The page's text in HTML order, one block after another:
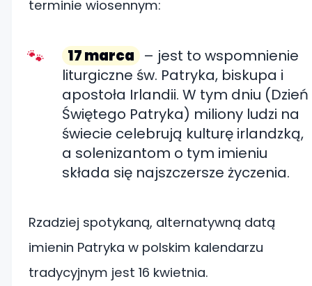
terminie wiosennym:
17 marca – jest to wspomnienie
liturgiczne św. Patryka, biskupa i
apostoła Irlandii. W tym dniu (Dzień
Świętego Patryka) miliony ludzi na
świecie celebrują kulturę irlandzką,
a solenizantom o tym imieniu
składa się najszczersze życzenia.
Rzadziej spotykaną, alternatywną datą
imienin Patryka w polskim kalendarzu
tradycyjnym jest 16 kwietnia.